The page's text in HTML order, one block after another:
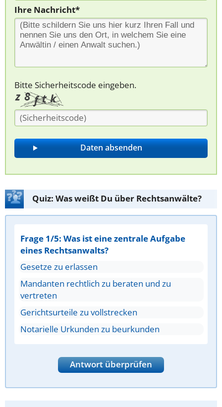
Ihre Nachricht*
Bitte Sicherheitscode eingeben.
Quiz: Was weißt Du über Rechtsanwälte?
Frage 1/5: Was ist eine zentrale Aufgabe
eines Rechtsanwalts?
Gesetze zu erlassen
Mandanten rechtlich zu beraten und zu
vertreten
Gerichtsurteile zu vollstrecken
Notarielle Urkunden zu beurkunden
Antwort überprüfen